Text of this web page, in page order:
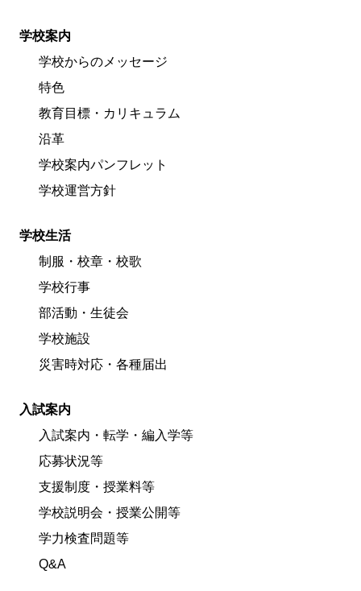
学校案内
学校からのメッセージ
特色
教育目標・カリキュラム
沿革
学校案内パンフレット
学校運営方針
学校生活
制服・校章・校歌
学校行事
部活動・生徒会
学校施設
災害時対応・各種届出
入試案内
入試案内・転学・編入学等
応募状況等
支援制度・授業料等
学校説明会・授業公開等
学力検査問題等
Q&A